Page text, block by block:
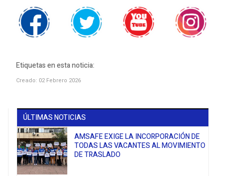
Etiquetas en esta noticia:
Creado: 02 Febrero 2026
ÚLTIMAS NOTICIAS
AMSAFE EXIGE LA INCORPORACIÓN DE
TODAS LAS VACANTES AL MOVIMIENTO
DE TRASLADO